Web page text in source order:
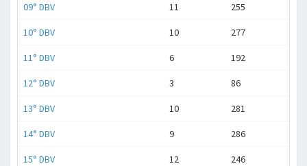
09° DBV 11 255
10° DBV 10 277
11° DBV 6 192
12° DBV 3 86
13° DBV 10 281
14° DBV 9 286
15° DBV 12 246